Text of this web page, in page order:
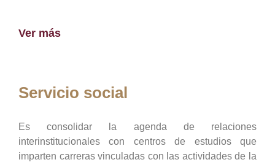
Ver más
Servicio social
Es consolidar la agenda de relaciones
interinstitucionales con centros de estudios que
imparten carreras vinculadas con las actividades de la